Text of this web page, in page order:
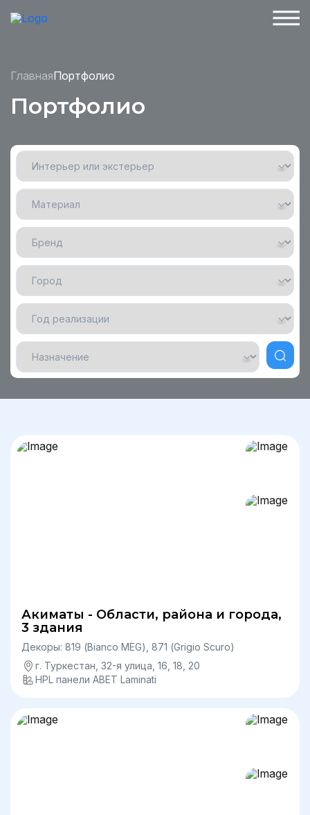
ГлавнаяПортфолио
Портфолио
Акиматы - Области, района и города,
3 здания
Декоры: 819 (Bianco MEG), 871 (Grigio Scuro)
г. Туркестан, ​32-я улица, 16, 18, 20
HPL панели ABET Laminati